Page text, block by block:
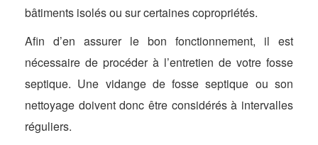
bâtiments isolés ou sur certaines copropriétés.
Afin d’en assurer le bon fonctionnement, il est
nécessaire de procéder à l’entretien de votre fosse
septique. Une vidange de fosse septique ou son
nettoyage doivent donc être considérés à intervalles
réguliers.